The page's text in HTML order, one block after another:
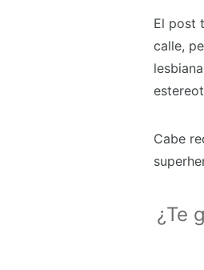
El post
calle,
Cabe
¿Te